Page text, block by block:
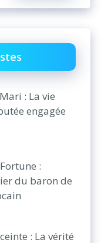
: La vie
engagée
:
du baron de
: La vérité